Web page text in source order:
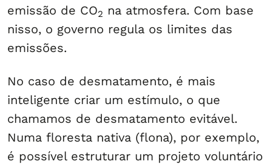
emissão de CO2 na atmosfera. Com base
nisso, o governo regula os limites das
emissões.
No caso de desmatamento, é mais
inteligente criar um estímulo, o que
chamamos de desmatamento evitável.
Numa floresta nativa (flona), por exemplo,
é possível estruturar um projeto voluntário